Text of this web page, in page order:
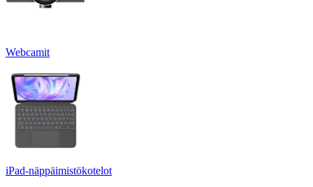
Webcamit
iPad-näppäimistökotelot